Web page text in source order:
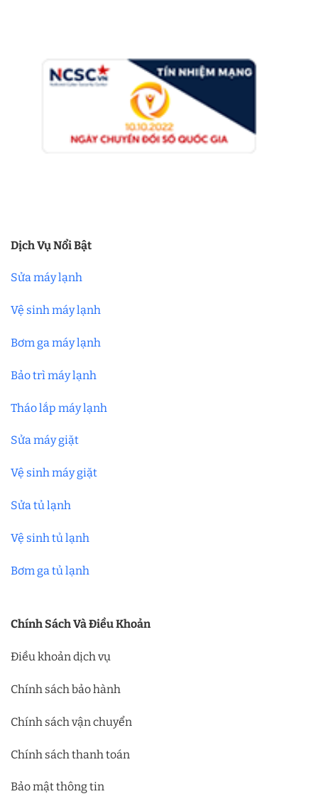
Dịch Vụ Nổi Bật
Sửa máy lạnh
Vệ sinh máy lạnh
Bơm ga máy lạnh
Bảo trì máy lạnh
Tháo lắp máy lạnh
Sửa máy giặt
Vệ sinh máy giặt
Sửa tủ lạnh
Vệ sinh tủ lạnh
Bơm ga tủ lạnh
Chính Sách Và Điều Khoản
Điều khoản dịch vụ
Chính sách bảo hành
Chính sách vận chuyển
Chính sách thanh toán
Bảo mật thông tin